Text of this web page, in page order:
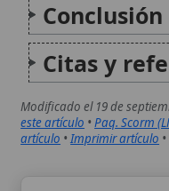
Domingo Mundial de las
El Domingo Mundial de
para sostener la primera
las Iglesias jóvenes.
Misiones populares